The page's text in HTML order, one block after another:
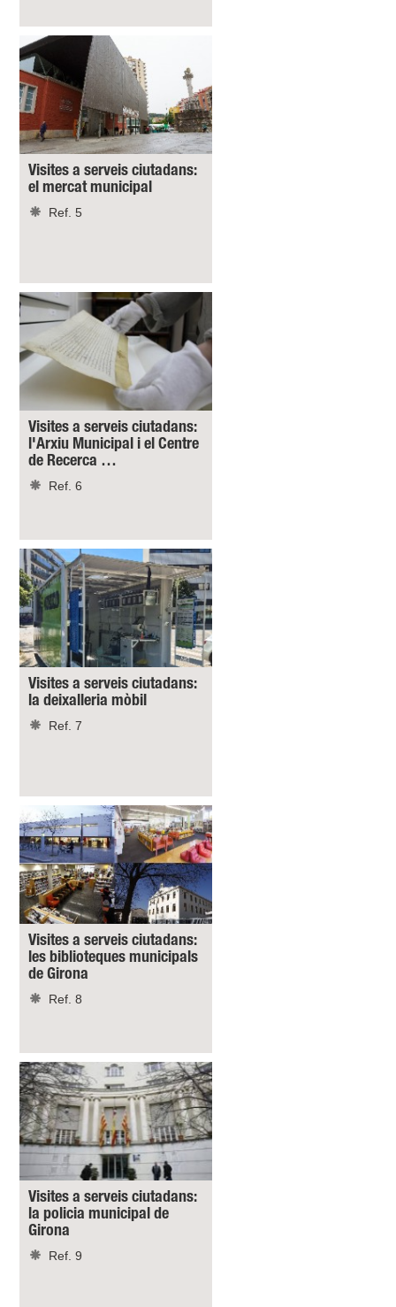
Visites a serveis ciutadans:
el mercat municipal
Ref. 5
Visites a serveis ciutadans:
l'Arxiu Municipal i el Centre
de Recerca …
Ref. 6
Visites a serveis ciutadans:
la deixalleria mòbil
Ref. 7
Visites a serveis ciutadans:
les biblioteques municipals
de Girona
Ref. 8
Visites a serveis ciutadans:
la policia municipal de
Girona
Ref. 9